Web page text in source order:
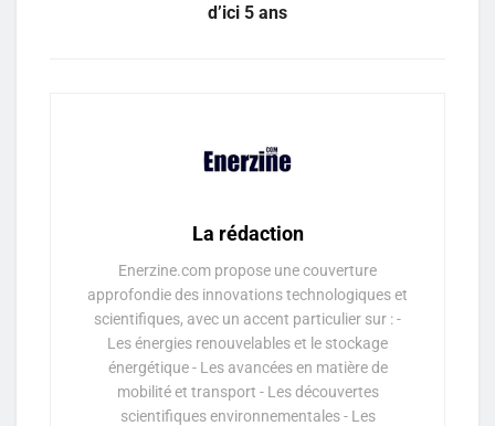
d’ici 5 ans
La rédaction
Enerzine.com propose une couverture
approfondie des innovations technologiques et
scientifiques, avec un accent particulier sur : -
Les énergies renouvelables et le stockage
énergétique - Les avancées en matière de
mobilité et transport - Les découvertes
scientifiques environnementales - Les